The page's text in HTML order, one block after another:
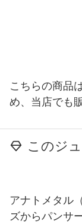
こちらの商品
め、当店でも
このジ
アナトメタル
ズからパンサ